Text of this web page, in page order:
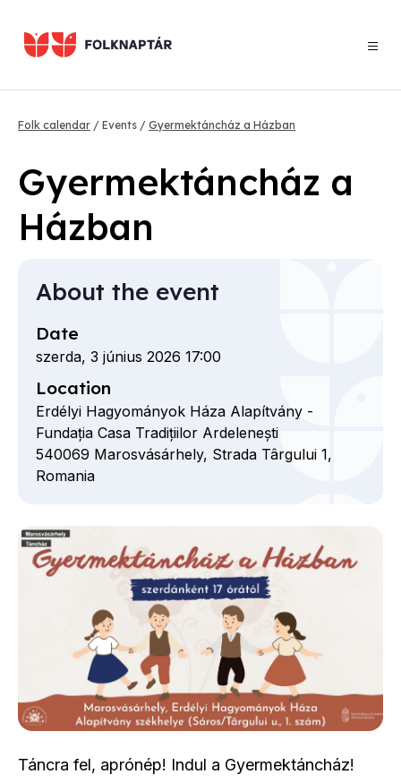
main
content
Breadcrumb
Folk calendar Events Gyermektáncház a Házban
Gyermektáncház a
Házban
Táncra fel, aprónép! Indul a Gyermektáncház!
About the event
Date
szerda, 3 június 2026 17:00
Location
Erdélyi Hagyományok Háza Alapítvány -
Fundația Casa Tradițiilor Ardelenești
540069 Marosvásárhely, Strada Târgului 1,
Romania